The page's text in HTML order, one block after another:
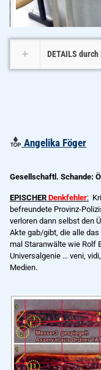
DETAILS
Angelika Föger
Gesellschaftl. Schande:
EPISCHER Denkfehler:
befreundete Provinz-
verloren dann selbst den
Akte gab/gibt, die alle
mal Staranwälte wie Rolf
Universalgenie … veni,
Medien.